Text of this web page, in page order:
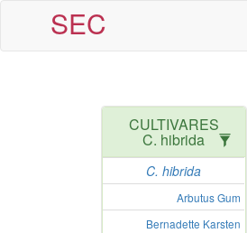
SEC
CULTIVARES
C. hibrida
C. hibrida
Arbutus Gum
Bernadette Karsten